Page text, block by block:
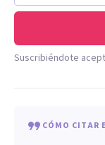
Suscribiéndote
CÓMO CITAR